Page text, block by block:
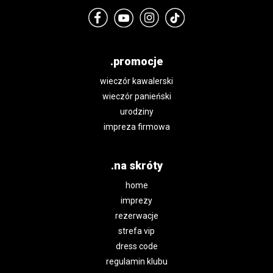
.promocje
wieczór kawalerski
wieczór panieński
urodziny
impreza firmowa
.na skróty
home
imprezy
rezerwacje
strefa vip
dress code
regulamin klubu